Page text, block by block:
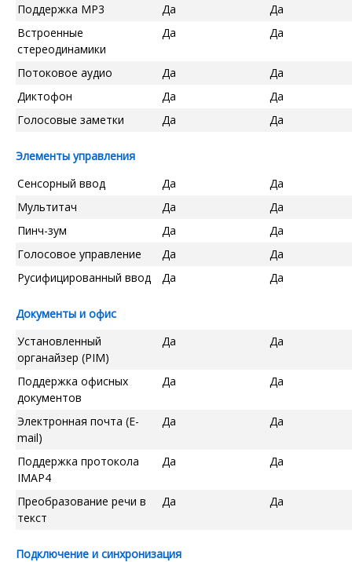
Поддержка MP3
Да
Да
Встроенные
стереодинамики
Да Да
Потоковое аудио Да
Да
Диктофон
Да
Да
Голосовые заметки
Да Да
Элементы управления
Сенсорный ввод
Да
Да
Мультитач
Да
Да
Пинч-зум
Да
Да
Голосовое управление
Да
Да
Русифицированный ввод
Да Да
Документы и офис
Установленный
органайзер (PIM)
Да Да
Поддержка офисных
документов
Да Да
Электронная почта (E-
mail)
Да Да
Поддержка протокола
IMAP4
Да Да
Преобразование речи в
текст
Да Да
Подключение и синхронизация